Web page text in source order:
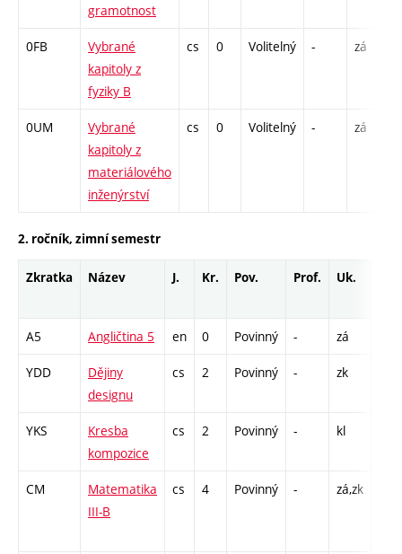
gramotnost
0FB
Vybrané
kapitoly z
fyziky B
cs 0 Volitelný - zá
0UM
Vybrané
kapitoly z
materiálového
inženýrství
cs 0 Volitelný - zá
2. ročník, zimní semestr
Zkratka Název J. Kr. Pov. Prof. Uk.
A5 Angličtina 5 en 0 Povinný - zá
YDD
Dějiny
designu
cs 2 Povinný - zk
YKS
Kresba
kompozice
cs 2 Povinný - kl
CM
Matematika
III-B
cs 4 Povinný - zá,zk